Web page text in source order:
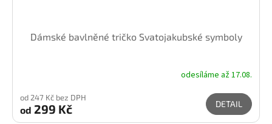
Dámské bavlněné tričko Svatojakubské symboly
odesíláme až 17.08.
od 247 Kč bez DPH
od 299 Kč DETAIL